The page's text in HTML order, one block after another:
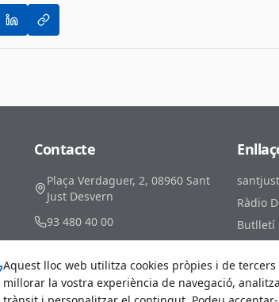
Contacte
Plaça Verdaguer, 2, 08960 Sant
Just Desvern
93 480 40 00
Ràdio
Butlletí
Aquest lloc web utilitza cookies pròpies i de
millorar la vostra experiència de navegació,